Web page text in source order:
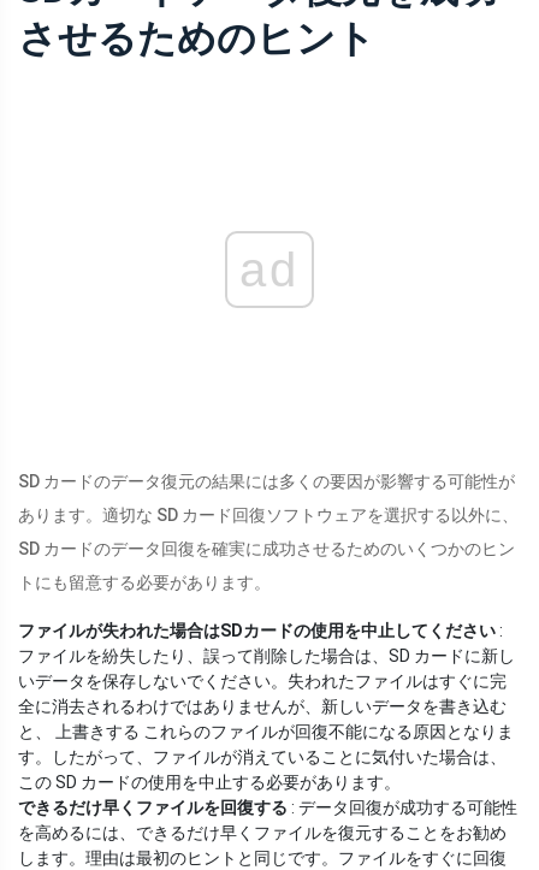
させるためのヒント
ad
SD カードのデータ復元の結果には多くの要因が影響する可能性が
あります。適切な SD カード回復ソフトウェアを選択する以外に、
SD カードのデータ回復を確実に成功させるためのいくつかのヒン
トにも留意する必要があります。
ファイルが失われた場合はSDカードの使用を中止してください:
ファイルを紛失したり、誤って削除した場合は、SD カードに新し
いデータを保存しないでください。失われたファイルはすぐに完
全に消去されるわけではありませんが、新しいデータを書き込む
と、 上書きする これらのファイルが回復不能になる原因となりま
す。したがって、ファイルが消えていることに気付いた場合は、
この SD カードの使用を中止する必要があります。
できるだけ早くファイルを回復する : データ回復が成功する可能性
を高めるには、できるだけ早くファイルを復元することをお勧め
します。理由は最初のヒントと同じです。ファイルをすぐに回復